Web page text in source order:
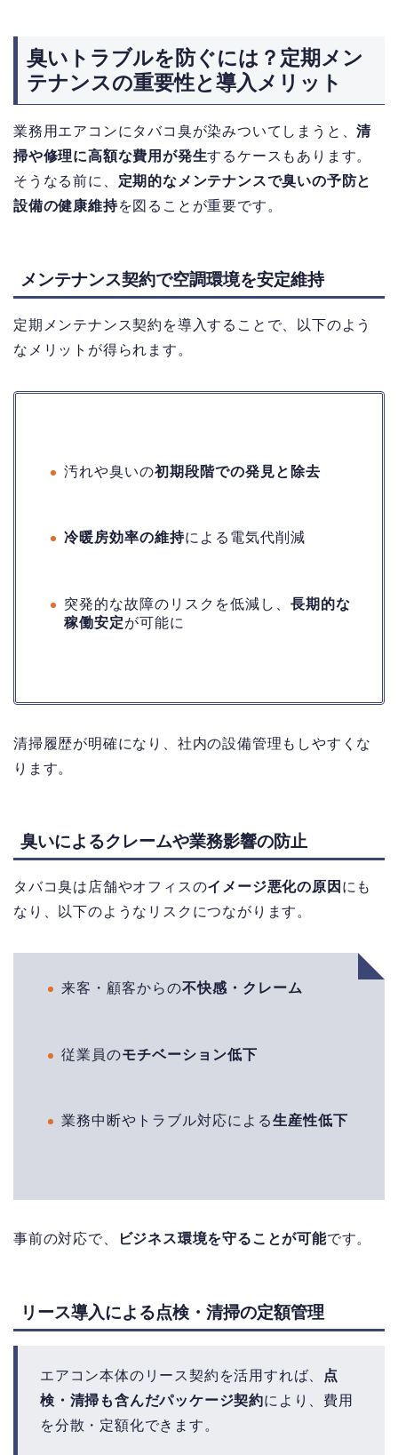
臭いトラブルを防ぐには？定期メン
テナンスの重要性と導入メリット
業務用エアコンにタバコ臭が染みついてしまうと、清
掃や修理に高額な費用が発生するケースもあります。
そうなる前に、 定期的なメンテナンスで臭いの予防と
設備の健康維持を図ることが重要です。
メンテナンス契約で空調環境を安定維持
定期メンテナンス契約を導入することで、以下のよう
なメリットが得られます。
汚れや臭いの初期段階での発見と除去
冷暖房効率の維持による電気代削減
突発的な故障のリスクを低減し、 長期的な
稼働安定が可能に
清掃履歴が明確になり、社内の設備管理もしやすくな
ります。
臭いによるクレームや業務影響の防止
タバコ臭は店舗やオフィスのイメージ悪化の原因 にも
なり、以下のようなリスクにつながります。
来客・顧客からの不快感・クレーム
従業員のモチベーション低下
業務中断やトラブル対応による生産性低下
事前の対応で、 ビジネス環境を守ることが可能です。
リース導入による点検・清掃の定額管理
エアコン本体のリース契約を活用すれば、
点
検・清掃も含んだパッケージ契約により、費用
を分散・定額化できます。